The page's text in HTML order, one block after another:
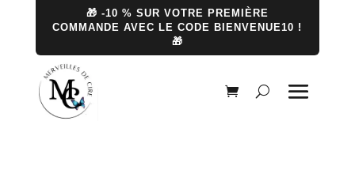
🎁 -10 % SUR VOTRE PREMIÈRE
COMMANDE AVEC LE CODE BIENVENUE10 !
🎁